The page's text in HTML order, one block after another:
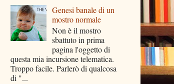
Genesi banale di un
mostro normale
Non è il mostro
sbattuto in prima
pagina l'oggetto di
questa mia incursione telematica.
Troppo facile. Parlerò di qualcosa
di "...